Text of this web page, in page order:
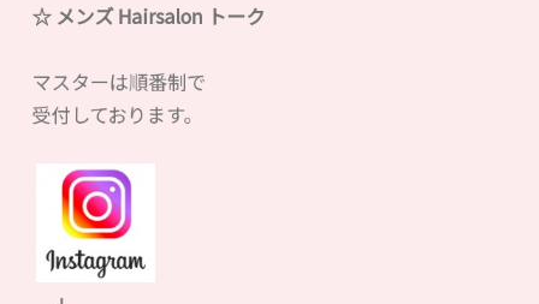
☆ メンズ Hairsalon トーク
マスターは順番制で
受付しております。